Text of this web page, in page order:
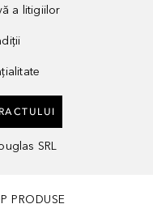
a litigiilor
SRL
PRODUSE